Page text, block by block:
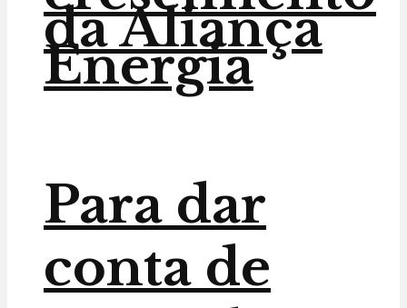
da Aliança
Energia
Para dar
conta de